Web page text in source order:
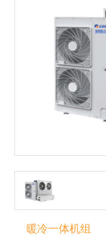
暖冷一体机组